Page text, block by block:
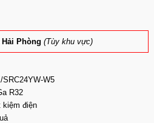
Phòng (Tùy khu vực)
W5
R32
kiệm điện